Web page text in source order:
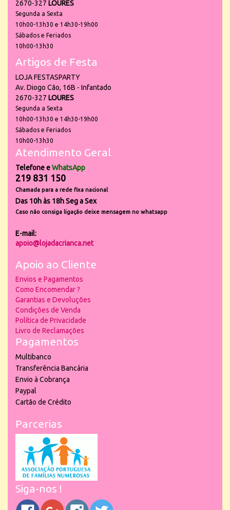
2670-327 LOURES
Segunda a Sexta
10h00-13h30 e 14h30-19h00
Sábados e Feriados
10h00-13h30
Artigos de Festa
LOJA FESTASPARTY
Av. Diogo Cão, 16B - Infantado
2670-327 LOURES
Segunda a Sexta
10h00-13h30 e 14h30-19h00
Sábados e Feriados
10h00-13h30
Atendimento Geral
Telefone eWhatsApp
219 831 150
Chamada para a rede fixa nacional
Das 10h às 18h Seg a Sex
Caso não consiga ligação deixe mensagem no whatsapp
E-mail:
apoio@lojadacrianca.net
Apoio ao Cliente
Envios e Pagamentos
Como Encomendar ?
Garantias e Devoluções
Condições de Venda
Política de Privacidade
Livro de Reclamações
Pagamentos
Multibanco
Transferência Bancária
Envio à Cobrança
Paypal
Cartão de Crédito
Parcerias
Siga-nos !